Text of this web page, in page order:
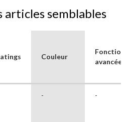
articles semblables
Couleur
avancées
- -